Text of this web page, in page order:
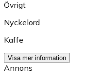
Övrigt
Nyckelord
Kaffe
Visa mer information
Annons